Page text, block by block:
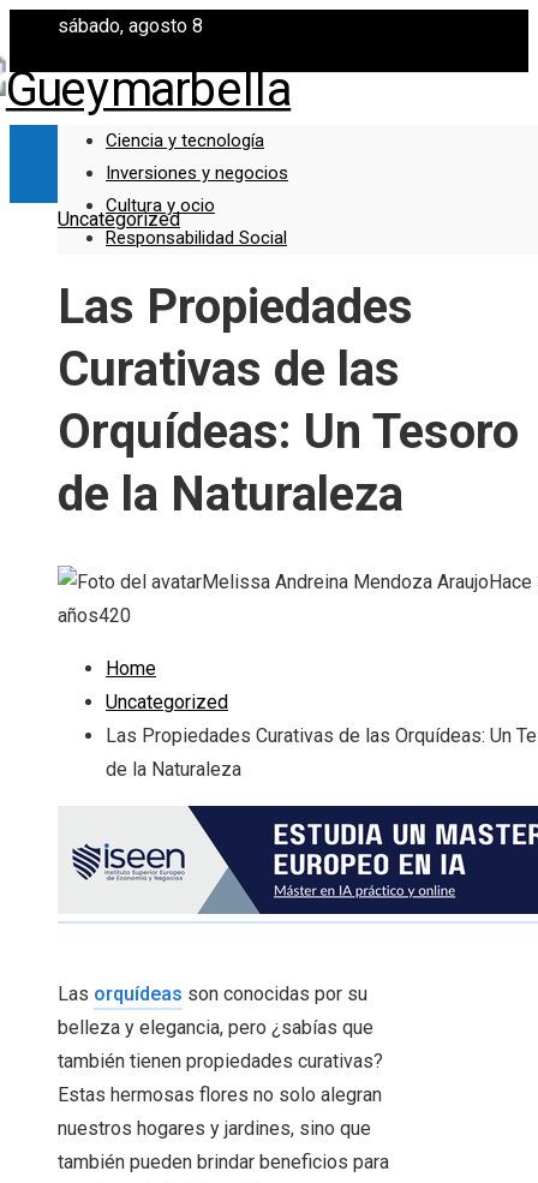
sábado, agosto 8
Ciencia y tecnología
Inversiones y negocios
Cultura y ocio
Responsabilidad Social
Uncategorized
Las Propiedades
Curativas de las
Orquídeas: Un Tesoro
de la Naturaleza
Melissa Andreina Mendoza Araujo Hace
años420
Home
Uncategorized
Las Propiedades Curativas de las Orquídeas: Un
de la Naturaleza
Las orquídeas son conocidas por su
belleza y elegancia, pero ¿sabías que
también tienen propiedades curativas?
Estas hermosas flores no solo alegran
nuestros hogares y jardines, sino que
también pueden brindar beneficios para